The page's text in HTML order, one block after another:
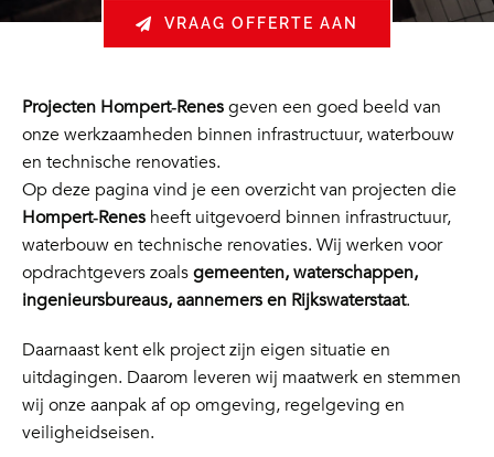
VRAAG OFFERTE AAN
Projecten Hompert‑Renesgeven een goed beeld van
onze werkzaamheden binnen infrastructuur, waterbouw
en technische renovaties.
Op deze pagina vind je een overzicht van projecten die
Hompert‑Renesheeft uitgevoerd binnen infrastructuur,
waterbouw en technische renovaties. Wij werken voor
opdrachtgevers zoalsgemeenten, waterschappen,
ingenieursbureaus, aannemers en Rijkswaterstaat.
Daarnaast kent elk project zijn eigen situatie en
uitdagingen. Daarom leveren wij maatwerk en stemmen
wij onze aanpak af op omgeving, regelgeving en
veiligheidseisen.